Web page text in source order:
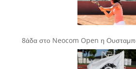
8άδα στο Neocom Open η